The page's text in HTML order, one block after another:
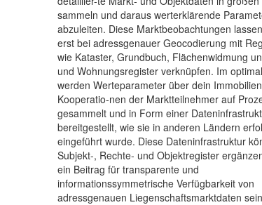
sammeln und daraus werterklärende
abzuleiten. Diese Marktbeobachtungen
erst bei adressgenauer Geocodierung mit
wie Kataster, Grundbuch, Flächenwidmung
und Wohnungsregister verknüpfen. Im
werden Werteparameter über dein
Kooperatio-nen der Marktteilnehmer auf
gesammelt und in Form einer
bereitgestellt, wie sie in anderen Ländern
eingeführt wurde. Diese Dateninfrastruktur
Subjekt-, Rechte- und Objektregister
ein Beitrag für transparente und
informationssymmetrische Verfügbarkeit von
adressgenauen Liegenschaftsmarktdaten